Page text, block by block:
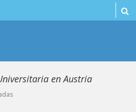
en Austria